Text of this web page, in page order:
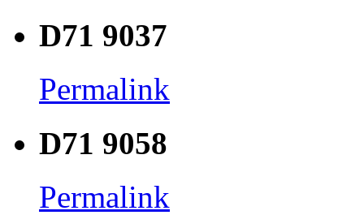
D71 9037
Permalink
D71 9058
Permalink